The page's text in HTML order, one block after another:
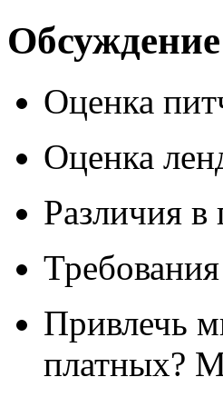
Оценка
Оценка
Различия в
Привлечь
платных?